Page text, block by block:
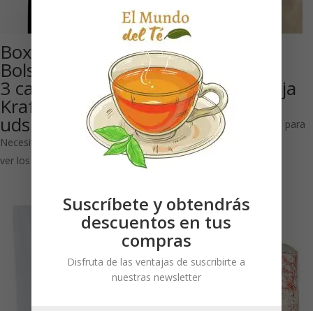
Boxpack Black,:
Bolsa sellable de
3 capas: papel
Kraft, caja 500
uds
Necesitas estar registrado para
ver los precios
Kraft 500 g, :
Bolsa doypack
papel kraft, caja
250 uds
Necesitas estar registrado para
ver los precios
Suscríbete y obtendrás
descuentos en tus
compras
Disfruta de las ventajas de suscribirte a
nuestras newsletter